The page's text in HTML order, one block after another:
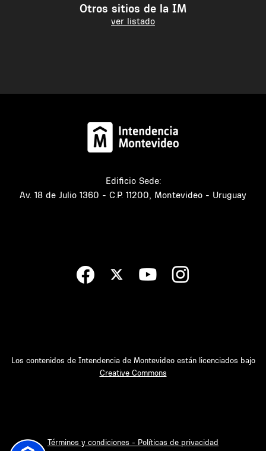
Otros sitios de la IM
ver listado
Edificio Sede:
Av. 18 de Julio 1360 - C.P. 11200, Montevideo - Uruguay
Los contenidos de Intendencia de Montevideo están licenciados bajo
Creative Commons
Términos y condiciones - Políticas de privacidad